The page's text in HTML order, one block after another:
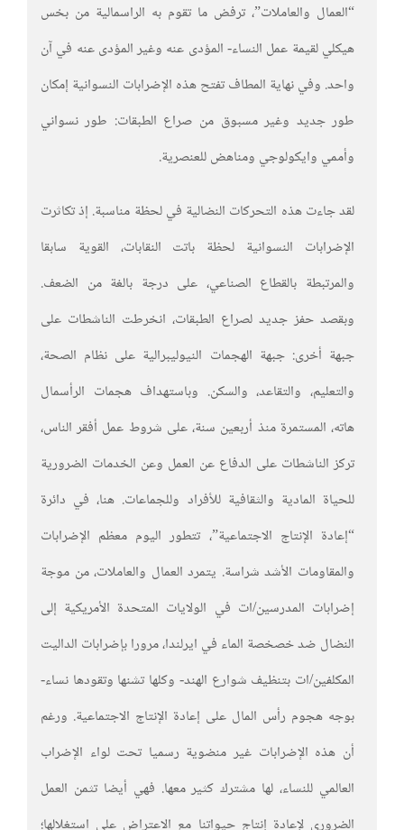
“العمال والعاملات”، ترفض ما تقوم به الراسمالية من بخس
هيكلي لقيمة عمل النساء- المؤدى عنه وغير المؤدى عنه في آن
واحد. وفي نهاية المطاف تفتح هذه الإضرابات النسوانية إمكان
طور جديد وغير مسبوق من صراع الطبقات: طور نسواني
وأممي وايكولوجي ومناهض للعنصرية.
لقد جاءت هذه التحركات النضالية في لحظة مناسبة. إذ تكاثرت
الإضرابات النسوانية لحظة باتت النقابات، القوية سابقا
والمرتبطة بالقطاع الصناعي، على درجة بالغة من الضعف.
وبقصد حفز جديد لصراع الطبقات، انخرطت الناشطات على
جبهة أخرى: جبهة الهجمات النيوليبرالية على نظام الصحة،
والتعليم، والتقاعد، والسكن. وباستهداف هجمات الرأسمال
هاته، المستمرة منذ أربعين سنة، على شروط عمل أفقر الناس،
تركز الناشطات على الدفاع عن العمل وعن الخدمات الضرورية
للحياة المادية والثقافية للأفراد وللجماعات. هنا، في دائرة
“إعادة الإنتاج الاجتماعية”، تتطور اليوم معظم الإضرابات
والمقاومات الأشد شراسة. يتمرد العمال والعاملات، من موجة
إضرابات المدرسين/ات في الولايات المتحدة الأمريكية إلى
النضال ضد خصخصة الماء في ايرلندا، مرورا بإضرابات الداليت
المكلفين/ات بتنظيف شوارع الهند- وكلها تشنها وتقودها نساء-
بوجه هجوم رأس المال على إعادة الإنتاج الاجتماعية. ورغم
أن هذه الإضرابات غير منضوية رسميا تحت لواء الإضراب
العالمي للنساء، لها مشترك كثير معها. فهي أيضا تثمن العمل